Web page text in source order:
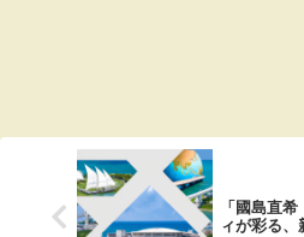
「國島直
ィが彩る、